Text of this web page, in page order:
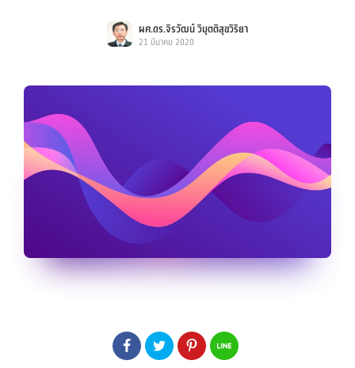
ผศ.ดร.จิรวัฒน์ วิมุตติสุขวิริยา
21 มีนาคม 2020